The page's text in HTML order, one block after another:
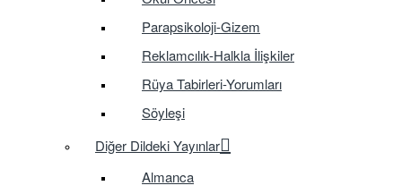
Parapsikoloji-Gizem
Reklamcılık-Halkla İlişkiler
Rüya Tabirleri-Yorumları
Söyleşi
Diğer Dildeki Yayınlar
Almanca